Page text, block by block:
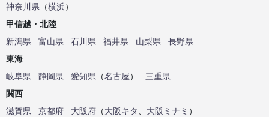
神奈川県 （横浜）
甲信越・北陸
新潟県
富山県 石川県 福井県 山梨県
長野県
東海
岐阜県
静岡県 愛知県 （名古屋）
三重県
関西
滋賀県
京都府 大阪府 （大阪キタ 大阪ミナミ ）